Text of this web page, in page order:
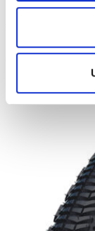
RX Pro portano
più
singolo